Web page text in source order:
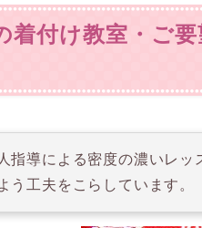
着付け教室・ご
指導による密度の濃いレッ
工夫をこらしています。